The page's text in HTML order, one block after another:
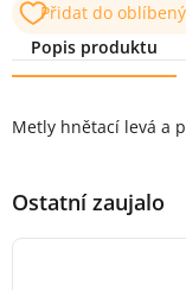
Přidat do
Popis produktu
Metly hnětací levá a
Ostatní zaujalo